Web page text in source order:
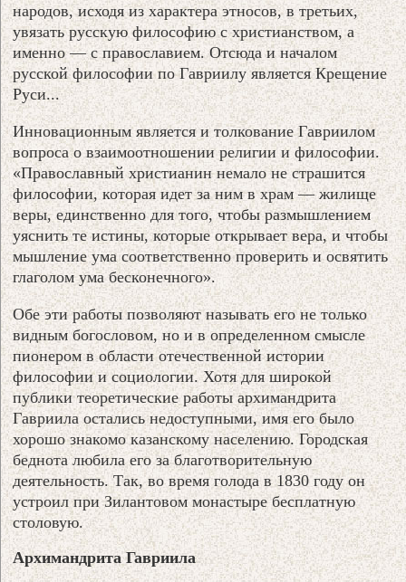
народов, исходя из характера этносов, в третьих,
увязать русскую философию с христианством, а
именно — с православием. Отсюда и началом
русской философии по Гавриилу является Крещение
Руси...
Инновационным является и толкование Гавриилом
вопроса о взаимоотношении религии и философии.
«Православный христианин немало не страшится
философии, которая идет за ним в храм — жилище
веры, единственно для того, чтобы размышлением
уяснить те истины, которые открывает вера, и чтобы
мышление ума соответственно проверить и освятить
глаголом ума бесконечного».
Обе эти работы позволяют называть его не только
видным богословом, но и в определенном смысле
пионером в области отечественной истории
философии и социологии. Хотя для широкой
публики теоретические работы архимандрита
Гавриила остались недоступными, имя его было
хорошо знакомо казанскому населению. Городская
беднота любила его за благотворительную
деятельность. Так, во время голода в 1830 году он
устроил при Зилантовом монастыре бесплатную
столовую.
Архимандрита Гавриила